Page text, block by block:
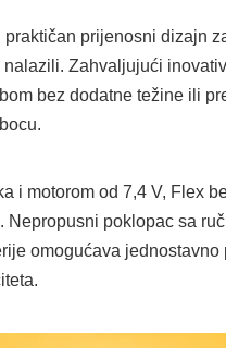
prijenosni dizajn
Zahvaljujući
bez dodatne težine ili
i motorom od 7,4 V, Flex
poklopac sa
omogućava jednostavno